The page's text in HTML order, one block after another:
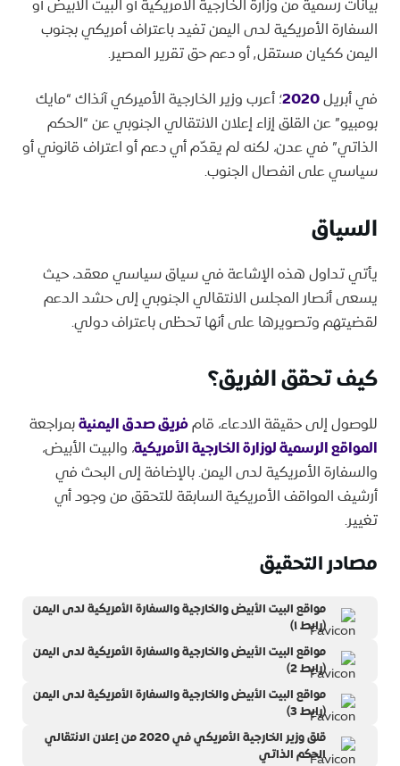
بيانات رسمية من وزارة الخارجية الأمريكية أو البيت الأبيض أو
السفارة الأمريكية لدى اليمن تفيد باعتراف أمريكي بجنوب
اليمن ككيان مستقل٬ أو دعم حق تقرير المصير.
في أبريل2020؛ أعرب وزير الخارجية الأميركي آنذاك “مايك
بومبيو” عن القلق إزاء إعلان الانتقالي الجنوبي عن “الحكم
الذاتي” في عدن، لكنه لم يقدّم أي دعم أو اعتراف قانوني أو
سياسي على انفصال الجنوب.
السياق
يأتي تداول هذه الإشاعة في سياق سياسي معقد، حيث
يسعى أنصار المجلس الانتقالي الجنوبي إلى حشد الدعم
لقضيتهم وتصويرها على أنها تحظى باعتراف دولي.
كيف تحقق الفريق؟
للوصول إلى حقيقة الادعاء، قامفريق صدق اليمنيةبمراجعة
المواقع الرسمية لوزارة الخارجية الأمريكية، والبيت الأبيض،
والسفارة الأمريكية لدى اليمن. بالإضافة إلى البحث في
أرشيف المواقف الأمريكية السابقة للتحقق من وجود أي
تغيير.
مصادر التحقيق
مواقع البيت الأبيض والخارجية والسفارة الأمريكية لدى اليمن
(رابط ١)
مواقع البيت الأبيض والخارجية والسفارة الأمريكية لدى اليمن
(رابط 2)
مواقع البيت الأبيض والخارجية والسفارة الأمريكية لدى اليمن
(رابط 3)
قلق وزير الخارجية الأمريكي في 2020 من إعلان الانتقالي
الحكم الذاتي